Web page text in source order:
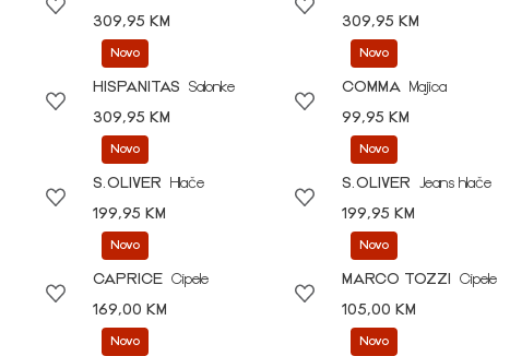
309,95 KM
309,95 KM
Novo
HISPANITAS
Salonke
309,95 KM
Novo
COMMA
Majica
99,95 KM
Novo
S.OLIVER
Hlače
199,95 KM
Novo
S.OLIVER
Jeans hlače
199,95 KM
Novo
CAPRICE Cipele
169,00 KM
Novo
MARCO TOZZI
Cipele
105,00 KM
Novo Novo